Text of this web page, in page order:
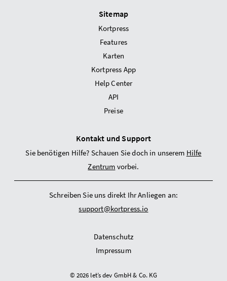
Sitemap
Kortpress
Features
Karten
Kortpress App
Help Center
API
Preise
Kontakt und Support
Sie benötigen Hilfe? Schauen Sie doch in unserem Hilfe
Zentrum vorbei.
Schreiben Sie uns direkt Ihr Anliegen an:
support@kortpress.io
Datenschutz
Impressum
© 2026 let’s dev GmbH & Co. KG